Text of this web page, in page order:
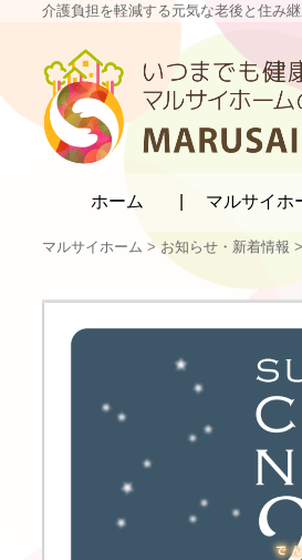
介護負担を軽減する元気な老後と住み
マルサイホーム
ホーム マルサイホ
マルサイホーム >お知らせ・新着情報 >